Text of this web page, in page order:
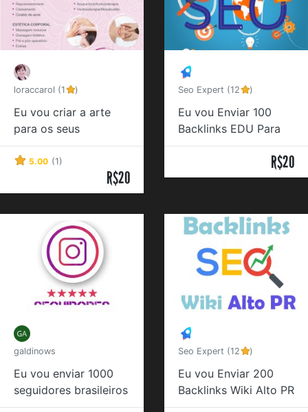
loraccarol (1 )
Eu vou criar a arte
para os seus
panfletos
5.00 (1)
R$20
Seo Expert (12 )
Eu vou Enviar 100
Backlinks EDU Para
Seu Site
R$20
galdinows
Eu vou enviar 1000
seguidores brasileiros
Seo Expert (12 )
Eu vou Enviar 200
Backlinks Wiki Alto PR